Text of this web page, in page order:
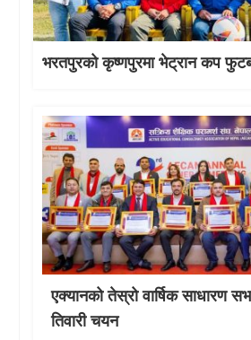
भरतपुरको कृष्णपुरमा भेट्रान कप
एक्यानको तेस्रो वार्षिक साधारण
तिवारी चयन